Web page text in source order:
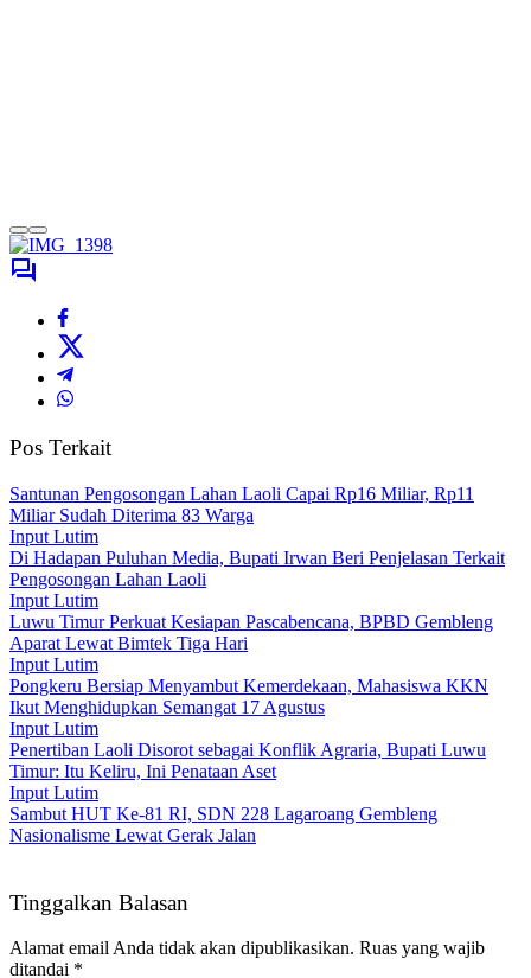
Pos Terkait
Santunan Pengosongan Lahan Laoli Capai Rp16 Miliar, Rp11
Miliar Sudah Diterima 83 Warga
Input Lutim
Di Hadapan Puluhan Media, Bupati Irwan Beri Penjelasan Terkait
Pengosongan Lahan Laoli
Input Lutim
Luwu Timur Perkuat Kesiapan Pascabencana, BPBD Gembleng
Aparat Lewat Bimtek Tiga Hari
Input Lutim
Pongkeru Bersiap Menyambut Kemerdekaan, Mahasiswa KKN
Ikut Menghidupkan Semangat 17 Agustus
Input Lutim
Penertiban Laoli Disorot sebagai Konflik Agraria, Bupati Luwu
Timur: Itu Keliru, Ini Penataan Aset
Input Lutim
Sambut HUT Ke-81 RI, SDN 228 Lagaroang Gembleng
Nasionalisme Lewat Gerak Jalan
Tinggalkan Balasan
Alamat email Anda tidak akan dipublikasikan. Ruas yang wajib
ditandai *